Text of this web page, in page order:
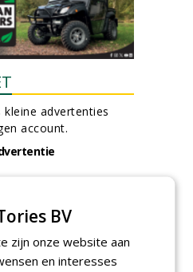
advertenties
account.
BV
zijn onze website aan
en interesses